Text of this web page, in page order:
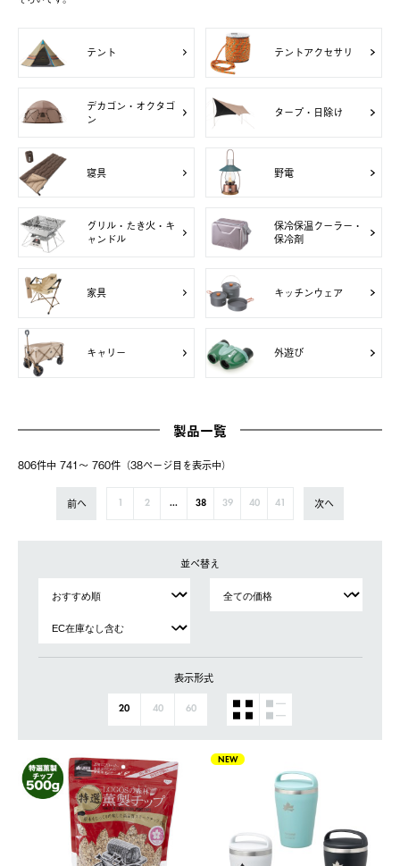
テント テントアクセサリ
デカゴン・オクタゴ
ン
タープ・日除け
寝具 野電
グリル・たき火・キ
ャンドル
保冷保温クーラー・
保冷剤
家具 キッチンウェア
キャリー 外遊び
製品一覧
806件中 741〜 760件（38ページ⽬を表⽰中）
前へ 2 ... 38 39 40 41 次へ
並べ替え
表示形式
20 40 60
NEW